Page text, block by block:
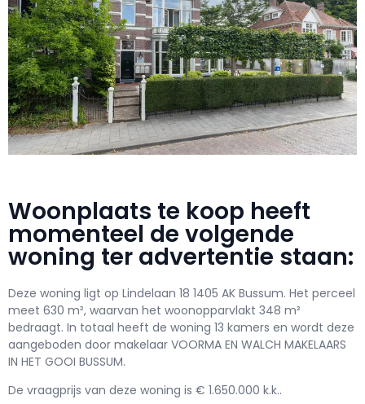
Woonplaats te koop heeft
momenteel de volgende
woning ter advertentie staan:
Deze woning ligt op Lindelaan 18 1405 AK Bussum. Het perceel
meet 630 m², waarvan het woonopparvlakt 348 m²
bedraagt. In totaal heeft de woning 13 kamers en wordt deze
aangeboden door makelaar VOORMA EN WALCH MAKELAARS
IN HET GOOI BUSSUM.
De vraagprijs van deze woning is € 1.650.000 k.k..